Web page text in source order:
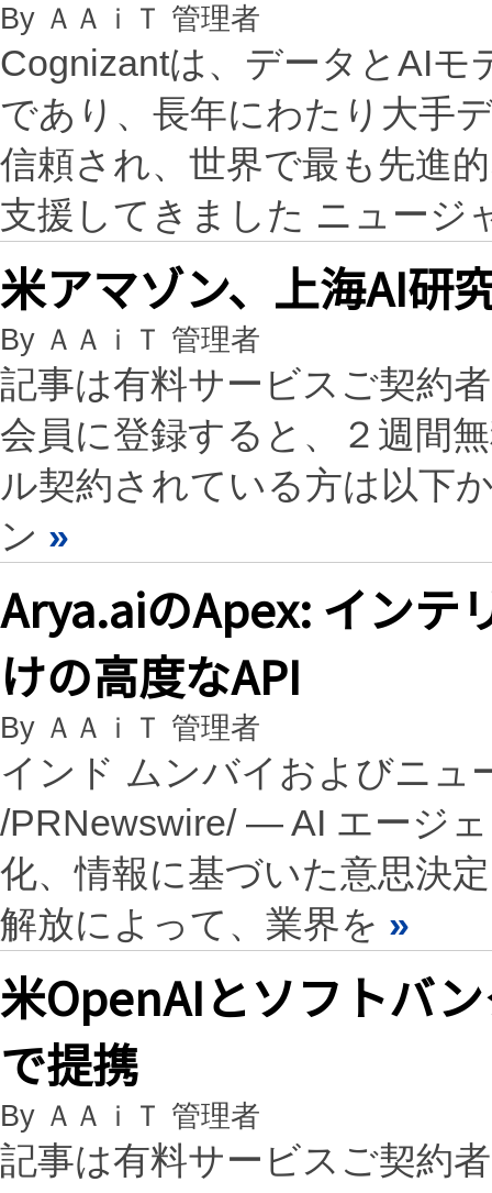
By ＡＡｉＴ 管理者
Cognizantは、データとAI
であり、長年にわたり大手
信頼され、世界で最も先進
支援してきました ニュージ
米アマゾン、上海AI研
By ＡＡｉＴ 管理者
記事は有料サービスご契約
会員に登録すると、２週間
ル契約されている方は以下
ン »
Arya.aiのApex: インテ
けの高度なAPI
By ＡＡｉＴ 管理者
インド ムンバイおよびニュ
/PRNewswire/ — AI エージ
化、情報に基づいた意思決
解放によって、業界を »
米OpenAIとソフトバ
で提携
By ＡＡｉＴ 管理者
記事は有料サービスご契約